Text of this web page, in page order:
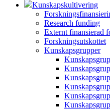
Kunskapskultivering
Research funding
Externt finansierad
Forskningsutskottet
Kunskapsgrupper